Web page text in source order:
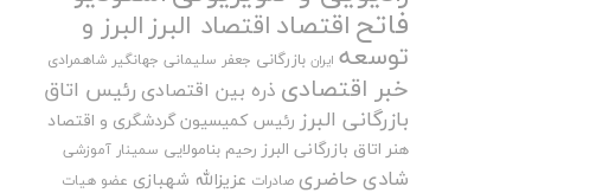
فاتحاقتصاداقتصاد البرزالبرز و
توسعه ایران بازرگانی جعفر سلیمانی جهانگیر شاهمرادی
خبر اقتصادی ذره بین اقتصادی رئیس اتاق
بازرگانی البرز رئیس کمیسیون گردشگری و اقتصاد
هنر اتاق بازرگانی البرز رحیم بنامولایی سمینار آموزشی
شادی حاضری صادرات عزیزالله شهبازی عضو هیات